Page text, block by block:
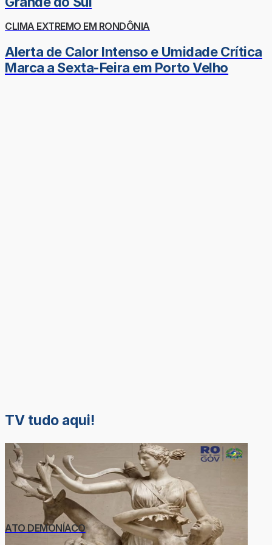
CLIMA EXTREMO EM RONDÔNIA
Alerta de Calor Intenso e Umidade Crítica
Marca a Sexta-Feira em Porto Velho
TV tudo aqui!
ATO DEMONÍACO